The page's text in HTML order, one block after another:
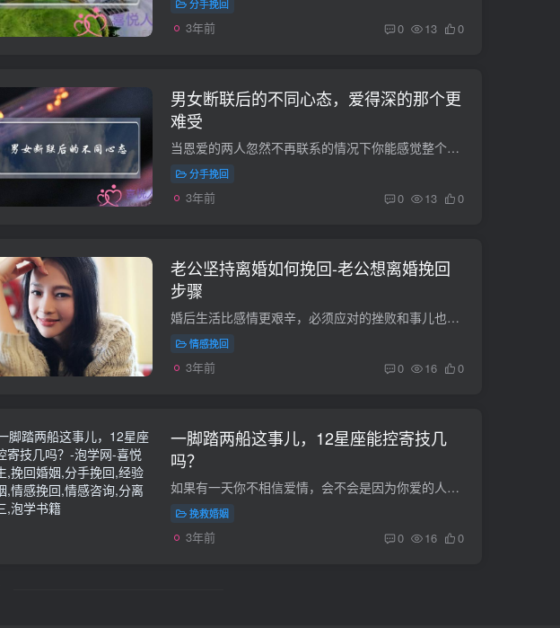
分手挽回
3年前 0 13 0
男女断联后的不同心态，爱得深的那个更
难受
当恩爱的两人忽然不再联系的情况下你能感觉整个世界都发生变化，没什么事儿可以再给你提到精神实质了，由于你如今的情绪很不太好。许多的人都说男女在情感上的发泄方法不一样，反映也不一样，那...
分手挽回
3年前 0 13 0
老公坚持离婚如何挽回-老公想离婚挽回
步骤
婚后生活比感情更艰辛，必须应对的挫败和事儿也是许多 的。假如两人情感出現了难题，一定要明白立即去处理，不然非常容易出現大量的难题。那麼丈夫坚持不懈离异如何挽回呢 实际上有时男人是不善...
情感挽回
3年前 0 16 0
一脚踏两船这事儿，12星座能控寄技几
吗？
如果有一天你不相信爱情，会不会是因为你爱的人背叛了你？这个社会诱惑太多了。外面的世界真的很精彩，但也考验人的耐力。爱情不要忘记你的主动思想，你能做到吗？12星座能控制发送技能吗？星座...
挽救婚姻
3年前 0 16 0